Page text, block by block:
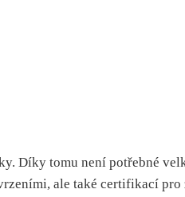
Díky tomu není potřebné
ale také certifikací